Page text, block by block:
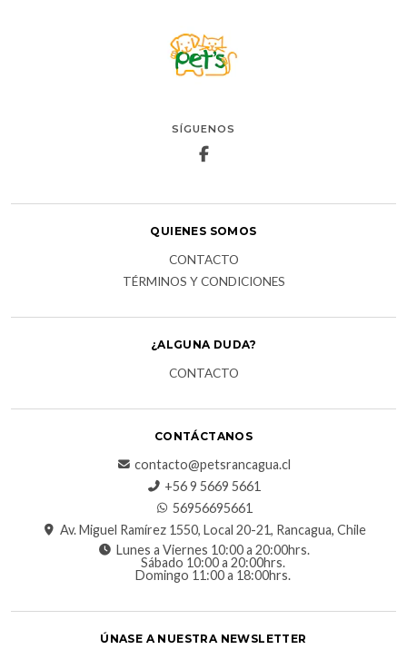
SÍGUENOS
QUIENES SOMOS
CONTACTO
TÉRMINOS Y CONDICIONES
¿ALGUNA DUDA?
CONTACTO
CONTÁCTANOS
contacto@petsrancagua.cl
‪+56 9 5669 5661‬
56956695661‬
Av. Miguel Ramírez 1550, Local 20-21, Rancagua, Chile
Lunes a Viernes 10:00 a 20:00hrs.
Sábado 10:00 a 20:00hrs.
Domingo 11:00 a 18:00hrs.
ÚNASE A NUESTRA NEWSLETTER